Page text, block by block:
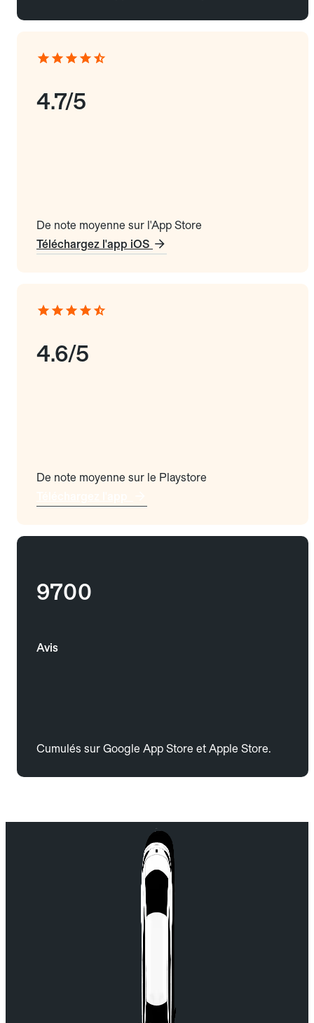
4.7/5
De note moyenne sur l'App Store
Téléchargez l'app iOS
4.6/5
De note moyenne sur le Playstore
9700
Avis
Cumulés sur Google App Store et Apple Store.